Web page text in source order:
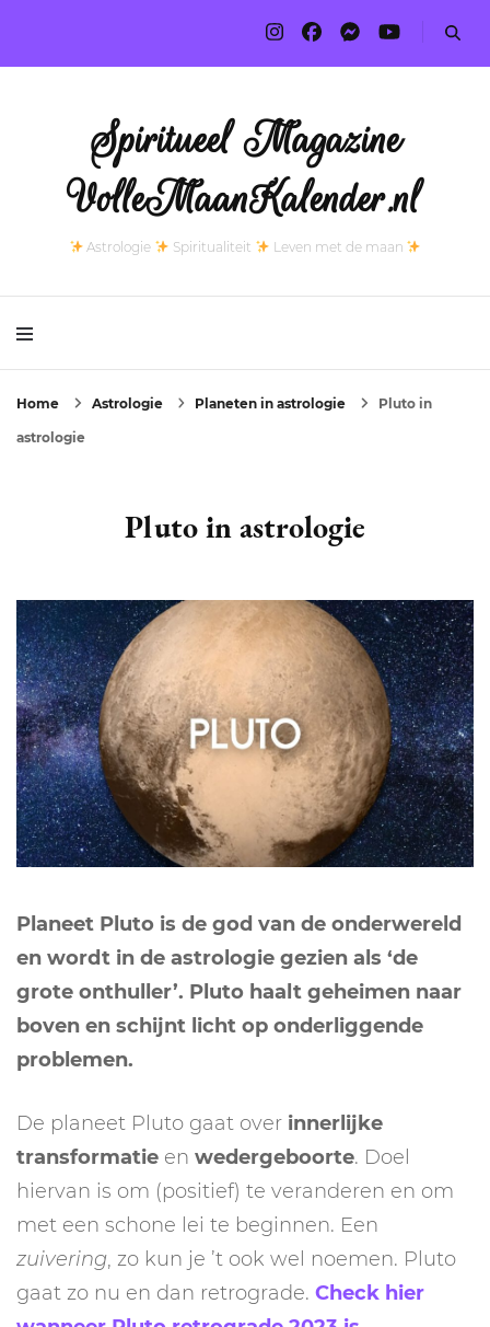
Spiritueel Magazine
VolleMaanKalender.nl
Astrologie Spiritualiteit Leven met de maan
Home Astrologie Planeten in astrologie Pluto in
astrologie
Pluto in astrologie
Planeet Pluto is de god van de onderwereld
en wordt in de astrologie gezien als ‘de
grote onthuller’. Pluto haalt geheimen naar
boven en schijnt licht op onderliggende
problemen.
De planeet Pluto gaat over innerlijke
transformatie en wedergeboorte. Doel
hiervan is om (positief) te veranderen en om
met een schone lei te beginnen. Een
zuivering, zo kun je ’t ook wel noemen. Pluto
gaat zo nu en dan retrograde. Check hier